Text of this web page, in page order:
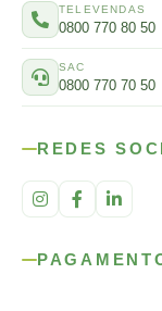
TELEVENDAS
0800 770 80 50
SAC
0800 770 70 50
REDES